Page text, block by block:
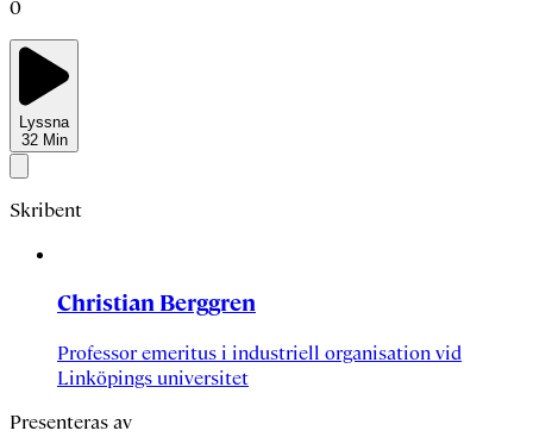
0
Lyssna
32 Min
Skribent
Christian Berggren
Professor emeritus i industriell organisation vid
Linköpings universitet
Presenteras av